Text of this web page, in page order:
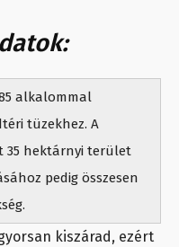
alkalommal
tüzekhez. A
35 hektárnyi terület
pedig összesen
kiszárad, ezért